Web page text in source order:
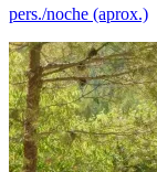
pers./noche (aprox.)